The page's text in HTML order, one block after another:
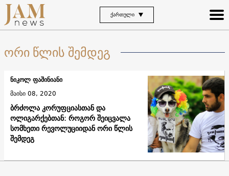
ᲥᲐᲠᲗᲣᲚᲘ
ორი წლის შემდეგ
ბრძოლა კორუფციასთან და
ოლიგარქებთან: როგორ შეიცვალა
სომხეთი რევოლუციიდან ორი წლის
შემდეგ
ნიკოლ ფაშინიანი
მაისი 08, 2020